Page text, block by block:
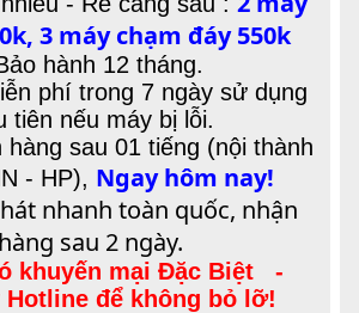
3 máy chạm đáy 550k
hành 12 tháng.
phí trong 7 ngày sử dụng
tiên nếu máy bị lỗi.
sau 01 tiếng (nội thành
- HP), Ngay hôm nay!
nhanh toàn quốc, nhận
hàng sau 2 ngày.
khuyến mại Đặc Biệt -
Hotline để không bỏ lỡ!